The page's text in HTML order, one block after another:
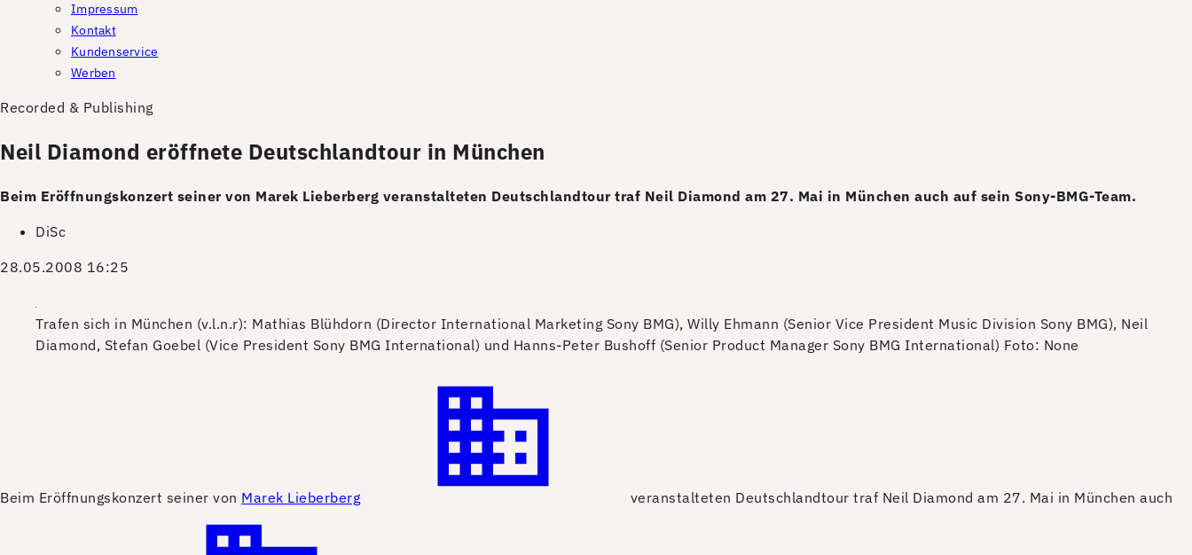
Impressum
Kontakt
Kundenservice
Werben
Recorded & Publishing
Neil Diamond eröffnete Deutschlandtour in München
Beim Eröffnungskonzert seiner von Marek Lieberberg veranstalteten Deutschlandtour traf Neil Diamond am 27. Mai in München auch auf sein Sony-BMG-Team.
DiSc
28.05.2008 16:25
Trafen sich in München (v.l.n.r): Mathias Blühdorn (Director International Marketing Sony BMG), Willy Ehmann (Senior Vice President Music Division Sony BMG), Neil
Diamond, Stefan Goebel (Vice President Sony BMG International) und Hanns-Peter Bushoff (Senior Product Manager Sony BMG International) Foto: None
Beim Eröffnungskonzert seiner von Marek Lieberberg veranstalteten Deutschlandtour traf Neil Diamond am 27. Mai in München auch